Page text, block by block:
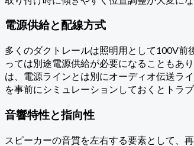
電源供給と配線方式
多くのダクトレールは照明用として100V
っては別途電源供給が必要になることもあ
は、電源ラインとは別にオーディオ伝送ラ
を事前にシミュレーションしておくとトラブ
音響特性と指向性
スピーカーの音質を左右する要素として、